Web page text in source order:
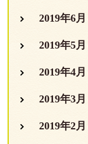
2019年6月
2019年5月
2019年4月
2019年3月
2019年2月